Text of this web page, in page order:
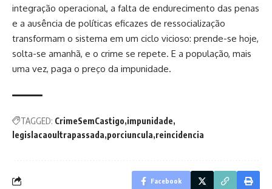
integração operacional, a falta de endurecimento das penas
e a ausência de políticas eficazes de ressocialização
transformam o sistema em um ciclo vicioso: prende-se hoje,
solta-se amanhã, e o crime se repete. E a população, mais
uma vez, paga o preço da impunidade.
TAGGED: CrimeSemCastigo impunidade
legislacaoultrapassada porciuncula reincidencia
Facebook